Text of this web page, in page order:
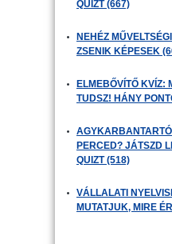
QUIZT (667)
NEHÉZ
ZSENIK KÉPESEK
ELMEBŐVÍTŐ KVÍZ:
TUDSZ! HÁNY
PERCED? JÁTSZD
QUIZT (518)
VÁLLALATI
MUTATJUK, MIRE